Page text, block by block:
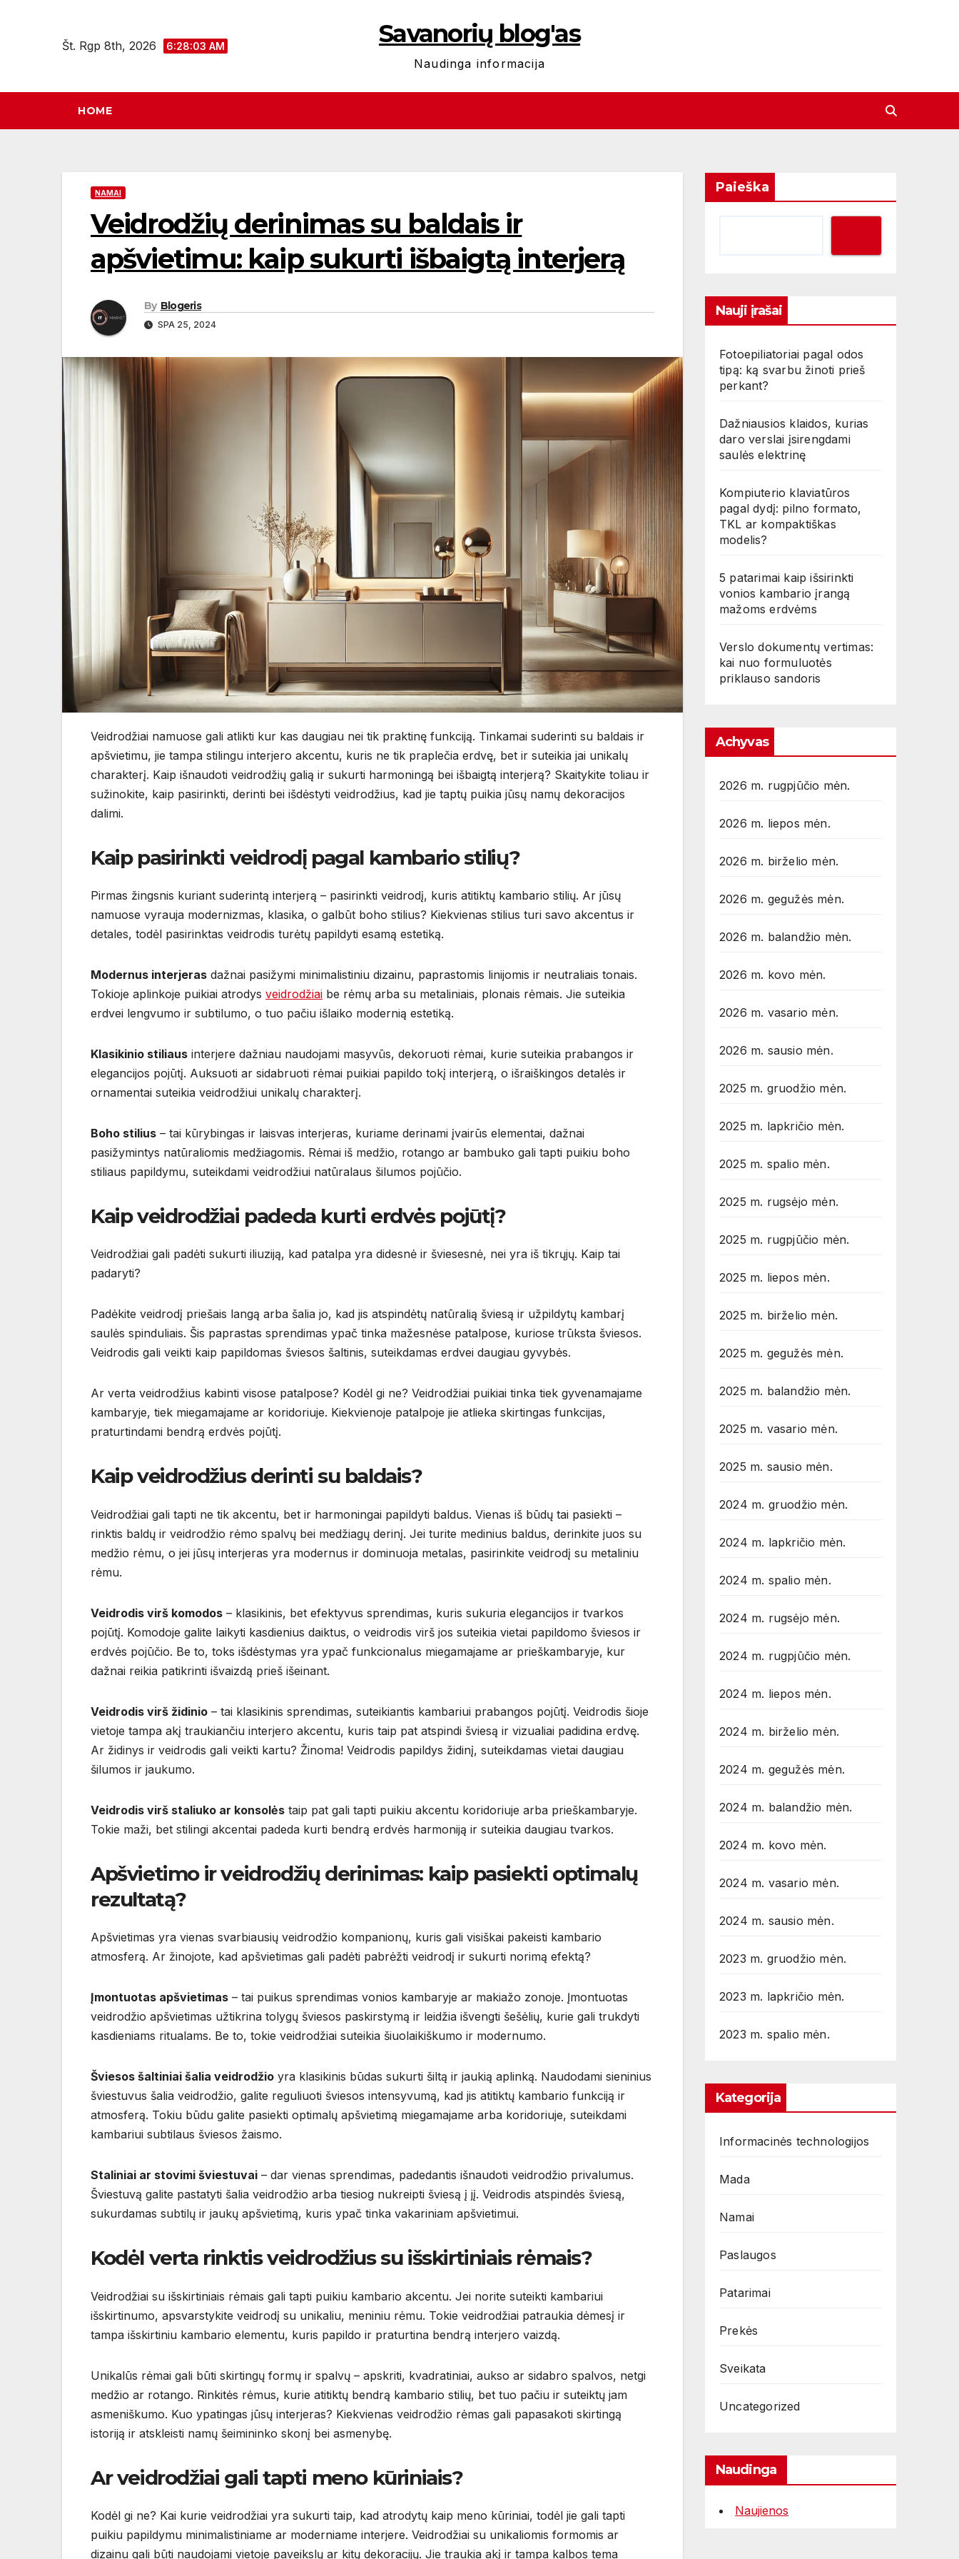
Št. Rgp 8th, 2026 6:28:04 AM Savanorių blog'as
Naudinga informacija
HOME
NAMAI
Veidrodžių derinimas su baldais ir
apšvietimu: kaip sukurti išbaigtą interjerą
By Blogeris
SPA 25, 2024
Veidrodžiai namuose gali atlikti kur kas daugiau nei tik praktinę funkciją. Tinkamai suderinti su baldais ir
apšvietimu, jie tampa stilingu interjero akcentu, kuris ne tik praplečia erdvę, bet ir suteikia jai unikalų
charakterį. Kaip išnaudoti veidrodžių galią ir sukurti harmoningą bei išbaigtą interjerą? Skaitykite toliau ir
sužinokite, kaip pasirinkti, derinti bei išdėstyti veidrodžius, kad jie taptų puikia jūsų namų dekoracijos
dalimi.
Kaip pasirinkti veidrodį pagal kambario stilių?
Pirmas žingsnis kuriant suderintą interjerą – pasirinkti veidrodį, kuris atitiktų kambario stilių. Ar jūsų
namuose vyrauja modernizmas, klasika, o galbūt boho stilius? Kiekvienas stilius turi savo akcentus ir
detales, todėl pasirinktas veidrodis turėtų papildyti esamą estetiką.
Modernus interjeras dažnai pasižymi minimalistiniu dizainu, paprastomis linijomis ir neutraliais tonais.
Tokioje aplinkoje puikiai atrodys veidrodžiai be rėmų arba su metaliniais, plonais rėmais. Jie suteikia
erdvei lengvumo ir subtilumo, o tuo pačiu išlaiko modernią estetiką.
Klasikinio stiliaus interjere dažniau naudojami masyvūs, dekoruoti rėmai, kurie suteikia prabangos ir
elegancijos pojūtį. Auksuoti ar sidabruoti rėmai puikiai papildo tokį interjerą, o išraiškingos detalės ir
ornamentai suteikia veidrodžiui unikalų charakterį.
Boho stilius – tai kūrybingas ir laisvas interjeras, kuriame derinami įvairūs elementai, dažnai
pasižymintys natūraliomis medžiagomis. Rėmai iš medžio, rotango ar bambuko gali tapti puikiu boho
stiliaus papildymu, suteikdami veidrodžiui natūralaus šilumos pojūčio.
Kaip veidrodžiai padeda kurti erdvės pojūtį?
Veidrodžiai gali padėti sukurti iliuziją, kad patalpa yra didesnė ir šviesesnė, nei yra iš tikrųjų. Kaip tai
padaryti?
Padėkite veidrodį priešais langą arba šalia jo, kad jis atspindėtų natūralią šviesą ir užpildytų kambarį
saulės spinduliais. Šis paprastas sprendimas ypač tinka mažesnėse patalpose, kuriose trūksta šviesos.
Veidrodis gali veikti kaip papildomas šviesos šaltinis, suteikdamas erdvei daugiau gyvybės.
Ar verta veidrodžius kabinti visose patalpose? Kodėl gi ne? Veidrodžiai puikiai tinka tiek gyvenamajame
kambaryje, tiek miegamajame ar koridoriuje. Kiekvienoje patalpoje jie atlieka skirtingas funkcijas,
praturtindami bendrą erdvės pojūtį.
Kaip veidrodžius derinti su baldais?
Veidrodžiai gali tapti ne tik akcentu, bet ir harmoningai papildyti baldus. Vienas iš būdų tai pasiekti –
rinktis baldų ir veidrodžio rėmo spalvų bei medžiagų derinį. Jei turite medinius baldus, derinkite juos su
medžio rėmu, o jei jūsų interjeras yra modernus ir dominuoja metalas, pasirinkite veidrodį su metaliniu
rėmu.
Veidrodis virš komodos – klasikinis, bet efektyvus sprendimas, kuris sukuria elegancijos ir tvarkos
pojūtį. Komodoje galite laikyti kasdienius daiktus, o veidrodis virš jos suteikia vietai papildomo šviesos ir
erdvės pojūčio. Be to, toks išdėstymas yra ypač funkcionalus miegamajame ar prieškambaryje, kur
dažnai reikia patikrinti išvaizdą prieš išeinant.
Veidrodis virš židinio – tai klasikinis sprendimas, suteikiantis kambariui prabangos pojūtį. Veidrodis šioje
vietoje tampa akį traukiančiu interjero akcentu, kuris taip pat atspindi šviesą ir vizualiai padidina erdvę.
Ar židinys ir veidrodis gali veikti kartu? Žinoma! Veidrodis papildys židinį, suteikdamas vietai daugiau
šilumos ir jaukumo.
Veidrodis virš staliuko ar konsolės taip pat gali tapti puikiu akcentu koridoriuje arba prieškambaryje.
Tokie maži, bet stilingi akcentai padeda kurti bendrą erdvės harmoniją ir suteikia daugiau tvarkos.
Apšvietimo ir veidrodžių derinimas: kaip pasiekti optimalų
rezultatą?
Apšvietimas yra vienas svarbiausių veidrodžio kompanionų, kuris gali visiškai pakeisti kambario
atmosferą. Ar žinojote, kad apšvietimas gali padėti pabrėžti veidrodį ir sukurti norimą efektą?
Įmontuotas apšvietimas – tai puikus sprendimas vonios kambaryje ar makiažo zonoje. Įmontuotas
veidrodžio apšvietimas užtikrina tolygų šviesos paskirstymą ir leidžia išvengti šešėlių, kurie gali trukdyti
kasdieniams ritualams. Be to, tokie veidrodžiai suteikia šiuolaikiškumo ir modernumo.
Šviesos šaltiniai šalia veidrodžio yra klasikinis būdas sukurti šiltą ir jaukią aplinką. Naudodami sieninius
šviestuvus šalia veidrodžio, galite reguliuoti šviesos intensyvumą, kad jis atitiktų kambario funkciją ir
atmosferą. Tokiu būdu galite pasiekti optimalų apšvietimą miegamajame arba koridoriuje, suteikdami
kambariui subtilaus šviesos žaismo.
Staliniai ar stovimi šviestuvai – dar vienas sprendimas, padedantis išnaudoti veidrodžio privalumus.
Šviestuvą galite pastatyti šalia veidrodžio arba tiesiog nukreipti šviesą į jį. Veidrodis atspindės šviesą,
sukurdamas subtilų ir jaukų apšvietimą, kuris ypač tinka vakariniam apšvietimui.
Kodėl verta rinktis veidrodžius su išskirtiniais rėmais?
Veidrodžiai su išskirtiniais rėmais gali tapti puikiu kambario akcentu. Jei norite suteikti kambariui
išskirtinumo, apsvarstykite veidrodį su unikaliu, meniniu rėmu. Tokie veidrodžiai patraukia dėmesį ir
tampa išskirtiniu kambario elementu, kuris papildo ir praturtina bendrą interjero vaizdą.
Unikalūs rėmai gali būti skirtingų formų ir spalvų – apskriti, kvadratiniai, aukso ar sidabro spalvos, netgi
medžio ar rotango. Rinkitės rėmus, kurie atitiktų bendrą kambario stilių, bet tuo pačiu ir suteiktų jam
asmeniškumo. Kuo ypatingas jūsų interjeras? Kiekvienas veidrodžio rėmas gali papasakoti skirtingą
istoriją ir atskleisti namų šeimininko skonį bei asmenybę.
Ar veidrodžiai gali tapti meno kūriniais?
Kodėl gi ne? Kai kurie veidrodžiai yra sukurti taip, kad atrodytų kaip meno kūriniai, todėl jie gali tapti
puikiu papildymu minimalistiniame ar moderniame interjere. Veidrodžiai su unikaliomis formomis ar
dizainu gali būti naudojami vietoje paveikslų ar kitų dekoracijų. Jie traukia akį ir tampa kalbos tema
Paieška
Nauji įrašai
Fotoepiliatoriai pagal odos
tipą: ką svarbu žinoti prieš
perkant?
Dažniausios klaidos, kurias
daro verslai įsirengdami
saulės elektrinę
Kompiuterio klaviatūros
pagal dydį: pilno formato,
TKL ar kompaktiškas
modelis?
5 patarimai kaip išsirinkti
vonios kambario įrangą
mažoms erdvėms
Verslo dokumentų vertimas:
kai nuo formuluotės
priklauso sandoris
Achyvas
2026 m. rugpjūčio mėn.
2026 m. liepos mėn.
2026 m. birželio mėn.
2026 m. gegužės mėn.
2026 m. balandžio mėn.
2026 m. kovo mėn.
2026 m. vasario mėn.
2026 m. sausio mėn.
2025 m. gruodžio mėn.
2025 m. lapkričio mėn.
2025 m. spalio mėn.
2025 m. rugsėjo mėn.
2025 m. rugpjūčio mėn.
2025 m. liepos mėn.
2025 m. birželio mėn.
2025 m. gegužės mėn.
2025 m. balandžio mėn.
2025 m. vasario mėn.
2025 m. sausio mėn.
2024 m. gruodžio mėn.
2024 m. lapkričio mėn.
2024 m. spalio mėn.
2024 m. rugsėjo mėn.
2024 m. rugpjūčio mėn.
2024 m. liepos mėn.
2024 m. birželio mėn.
2024 m. gegužės mėn.
2024 m. balandžio mėn.
2024 m. kovo mėn.
2024 m. vasario mėn.
2024 m. sausio mėn.
2023 m. gruodžio mėn.
2023 m. lapkričio mėn.
2023 m. spalio mėn.
Kategorija
Informacinės technologijos
Mada
Namai
Paslaugos
Patarimai
Prekės
Sveikata
Uncategorized
Naudinga
Naujienos